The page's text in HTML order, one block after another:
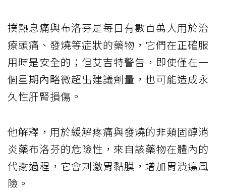
撲熱息痛與布洛芬是每日有數百萬人用於治
療頭痛、發燒等症狀的藥物，它們在正確服
用時是安全的；但艾吉特警告，即使僅在一
個星期內略微超出建議劑量，也可能造成永
久性肝腎損傷。
他解釋，用於緩解疼痛與發燒的非類固醇消
炎藥布洛芬的危險性，來自該藥物在體內的
代謝過程，它會刺激胃黏膜，增加胃潰瘍風
險。